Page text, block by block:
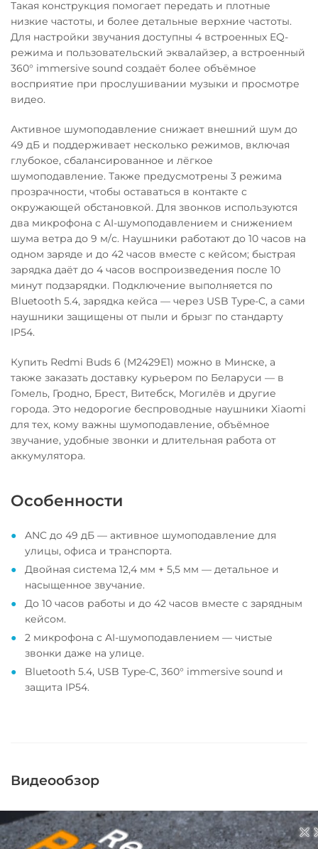
Такая конструкция помогает передать и плотные
низкие частоты, и более детальные верхние частоты.
Для настройки звучания доступны 4 встроенных EQ-
режима и пользовательский эквалайзер, а встроенный
360° immersive sound создаёт более объёмное
восприятие при прослушивании музыки и просмотре
видео.
Активное шумоподавление снижает внешний шум до
49 дБ и поддерживает несколько режимов, включая
глубокое, сбалансированное и лёгкое
шумоподавление. Также предусмотрены 3 режима
прозрачности, чтобы оставаться в контакте с
окружающей обстановкой. Для звонков используются
два микрофона с AI-шумоподавлением и снижением
шума ветра до 9 м/с. Наушники работают до 10 часов на
одном заряде и до 42 часов вместе с кейсом; быстрая
зарядка даёт до 4 часов воспроизведения после 10
минут подзарядки. Подключение выполняется по
Bluetooth 5.4, зарядка кейса — через USB Type-C, а сами
наушники защищены от пыли и брызг по стандарту
IP54.
Купить Redmi Buds 6 (M2429E1) можно в Минске, а
также заказать доставку курьером по Беларуси — в
Гомель, Гродно, Брест, Витебск, Могилёв и другие
города. Это недорогие беспроводные наушники Xiaomi
для тех, кому важны шумоподавление, объёмное
звучание, удобные звонки и длительная работа от
аккумулятора.
Особенности
ANC до 49 дБ — активное шумоподавление для
улицы, офиса и транспорта.
Двойная система 12,4 мм + 5,5 мм — детальное и
насыщенное звучание.
До 10 часов работы и до 42 часов вместе с зарядным
кейсом.
2 микрофона с AI-шумоподавлением — чистые
звонки даже на улице.
Bluetooth 5.4, USB Type-C, 360° immersive sound и
защита IP54.
Видеообзор